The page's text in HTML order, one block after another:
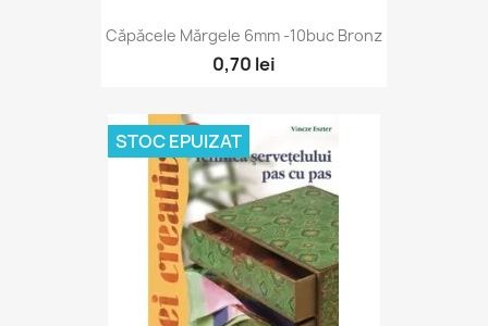
Căpăcele Mărgele 6mm -10buc Bronz
0,70 lei
STOC EPUIZAT